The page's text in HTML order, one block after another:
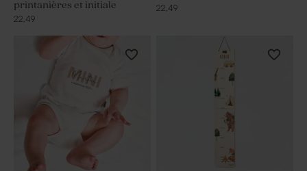
printanières et initiale
22,49
22,49